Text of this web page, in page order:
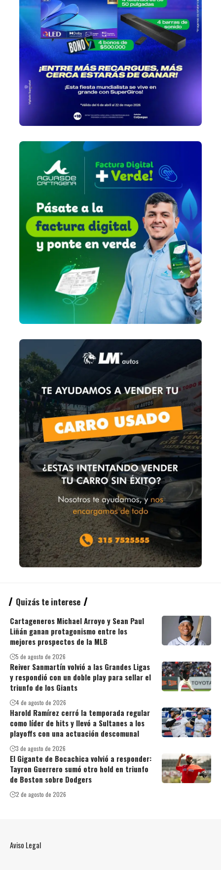
Quizás te interese
Cartageneros Michael Arroyo y Sean Paul
Liñán ganan protagonismo entre los
mejores prospectos de la MLB
5 de agosto de 2026
Reiver Sanmartín volvió a las Grandes Ligas
y respondió con un doble play para sellar el
triunfo de los Giants
4 de agosto de 2026
Harold Ramírez cerró la temporada regular
como líder de hits y llevó a Sultanes a los
playoffs con una actuación descomunal
3 de agosto de 2026
El Gigante de Bocachica volvió a responder:
Tayron Guerrero sumó otro hold en triunfo
de Boston sobre Dodgers
2 de agosto de 2026
Aviso Legal